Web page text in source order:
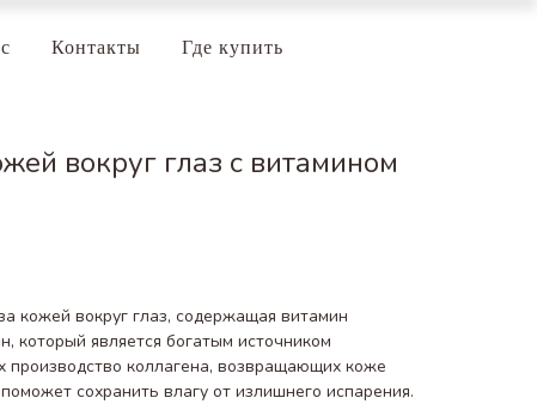
Контакты Где купить
вокруг глаз с витамином
кожей вокруг глаз, содержащая витамин
который является богатым источником
коллагена, возвращающих коже
сохранить влагу от излишнего испарения.